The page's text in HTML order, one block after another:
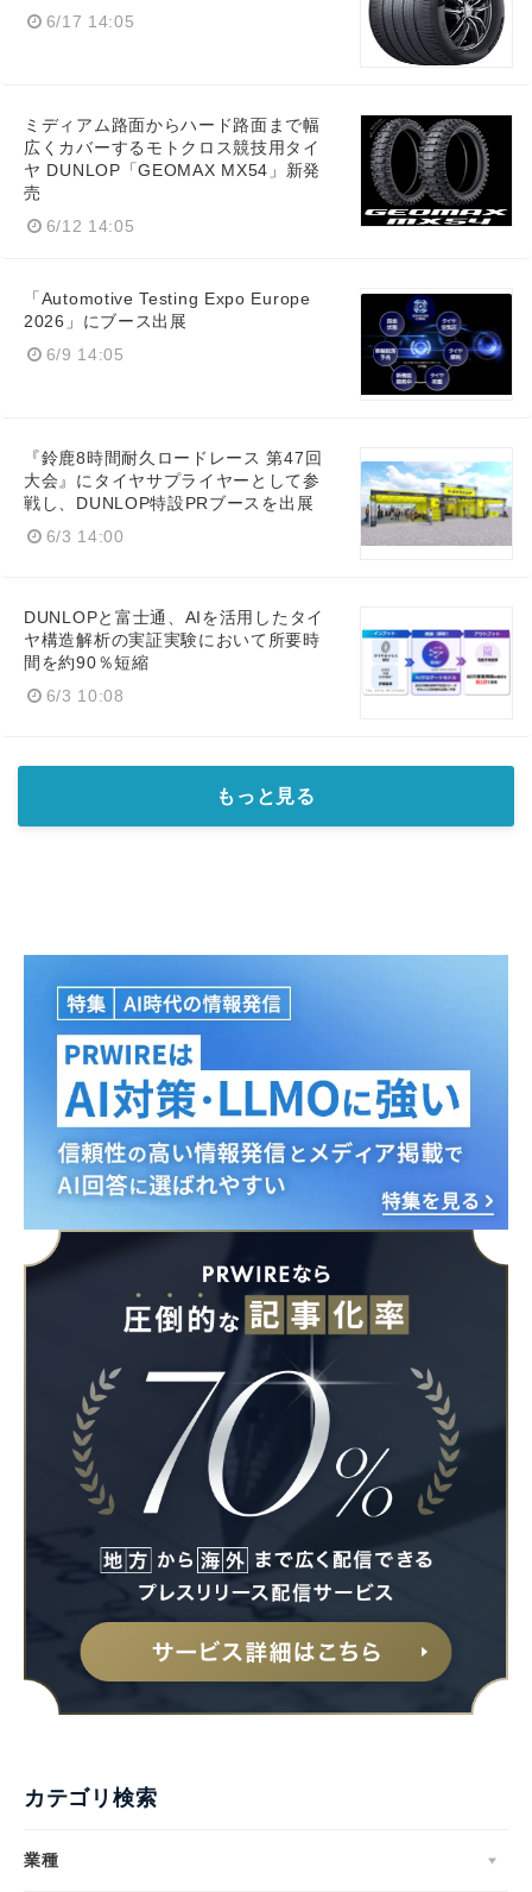
6/17 14:05
ミディアム路面からハード路面まで幅
広くカバーするモトクロス競技用タイ
ヤ DUNLOP「GEOMAX MX54」新発
売
6/12 14:05
「Automotive Testing Expo Europe
2026」にブース出展
6/9 14:05
『鈴鹿8時間耐久ロードレース 第47回
大会』にタイヤサプライヤーとして参
戦し、DUNLOP特設PRブースを出展
6/3 14:00
DUNLOPと富士通、AIを活用したタイ
ヤ構造解析の実証実験において所要時
間を約90％短縮
6/3 10:08
もっと見る
カテゴリ検索
業種